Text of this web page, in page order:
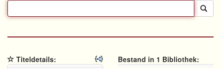
Titeldetails:
Bestand in 1 Bibliothek: